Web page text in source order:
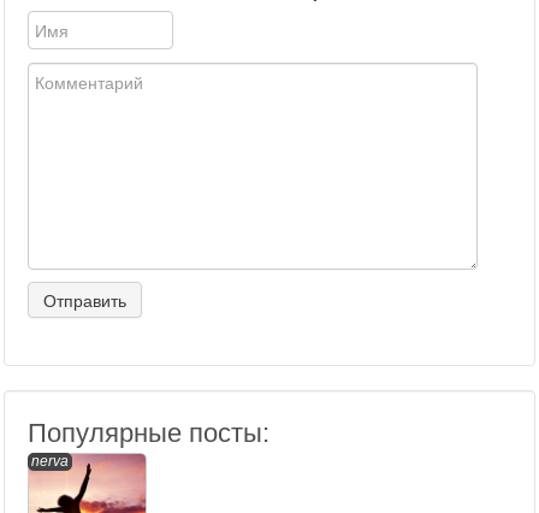
Популярные посты:
nerva